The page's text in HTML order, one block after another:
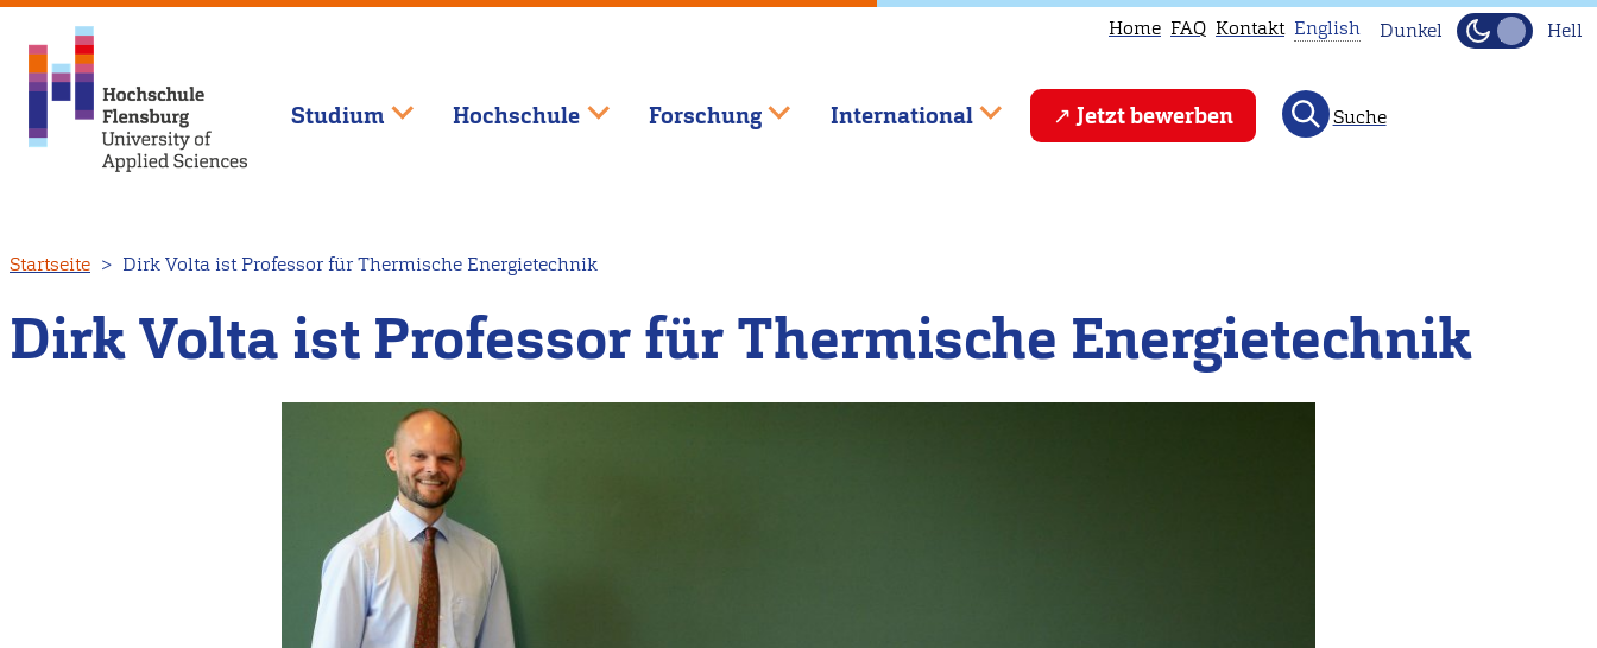
zum
Inhalt
Home FAQ Kontakt
This
page
Head
to
English Dunkel Hell
Studium Hochschule Forschung International Jetzt bewerben Suche
Startseite Dirk Volta ist Professor für Thermische Energietechnik
Dirk Volta ist Professor für Thermische Energietechnik